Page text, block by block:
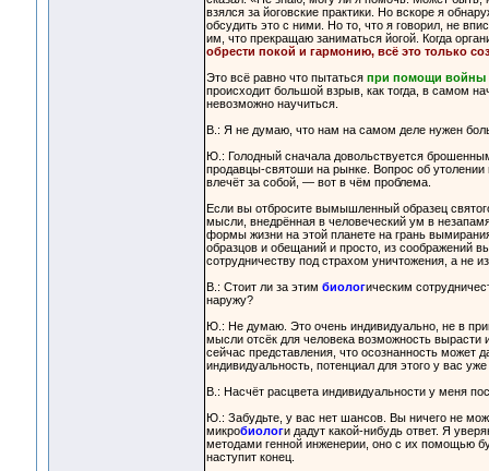
взялся за йоговские практики. Но вскоре я
обсудить это с ними. Но то, что я говорил, не
им, что прекращаю заниматься йогой. Когда
обрести покой и гармонию, всё это только
Это всё равно что пытаться при помощи войны
происходит большой взрыв, как тогда, в самом
невозможно научиться.
В.: Я не думаю, что нам на самом деле нужен
Ю.: Голодный сначала довольствуется
продавцы-святоши на рынке. Вопрос об утолении
влечёт за собой, — вот в чём проблема.
Если вы отбросите вымышленный образец
мысли, внедрённая в человеческий ум в
формы жизни на этой планете на грань
образцов и обещаний и просто, из соображений
сотрудничеству под страхом уничтожения, а не
В.: Стоит ли за этим биологическим
наружу?
Ю.: Не думаю. Это очень индивидуально, не в
мысли отсёк для человека возможность вырасти
сейчас представления, что осознанность может
индивидуальность, потенциал для этого у вас
В.: Насчёт расцвета индивидуальности у меня
Ю.: Забудьте, у вас нет шансов. Вы ничего не
микробиологи дадут какой-нибудь ответ. Я
методами генной инженерии, оно с их помощью
наступит конец.